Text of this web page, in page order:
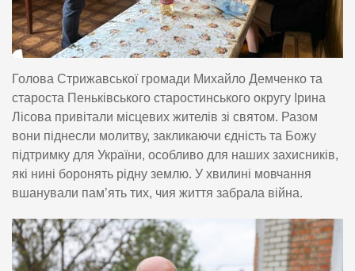
Голова Стрижавської громади Михайло Демченко та
староста Пеньківського старостинського округу Ірина
Лісова привітали місцевих жителів зі святом. Разом
вони піднесли молитву, закликаючи єдність та Божу
підтримку для України, особливо для наших захисників,
які нині боронять рідну землю. У хвилині мовчання
вшанували пам’ять тих, чия життя забрала війна.